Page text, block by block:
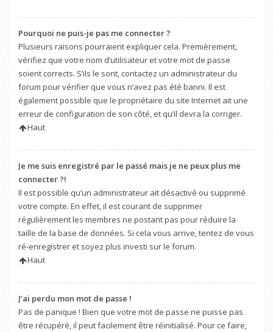
Pourquoi ne puis-je pas me connecter ?
Plusieurs raisons pourraient expliquer cela. Premièrement,
vérifiez que votre nom d’utilisateur et votre mot de passe
soient corrects. S’ils le sont, contactez un administrateur du
forum pour vérifier que vous n’avez pas été banni. Il est
également possible que le propriétaire du site Internet ait une
erreur de configuration de son côté, et qu’il devra la corriger.
Haut
Je me suis enregistré par le passé mais je ne peux plus me
connecter ?!
Il est possible qu’un administrateur ait désactivé ou supprimé
votre compte. En effet, il est courant de supprimer
régulièrement les membres ne postant pas pour réduire la
taille de la base de données. Si cela vous arrive, tentez de vous
ré-enregistrer et soyez plus investi sur le forum.
Haut
J’ai perdu mon mot de passe !
Pas de panique ! Bien que votre mot de passe ne puisse pas
être récupéré, il peut facilement être réinitialisé. Pour ce faire,